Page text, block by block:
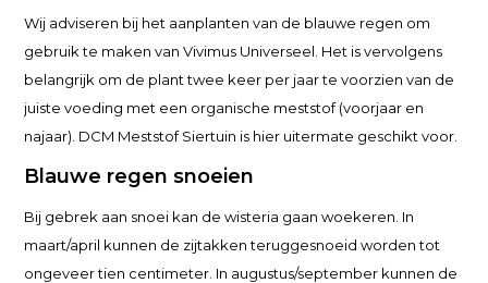
Wij adviseren bij het aanplanten van de blauwe regen om
gebruik te maken van Vivimus Universeel. Het is vervolgens
belangrijk om de plant twee keer per jaar te voorzien van de
juiste voeding met een organische meststof (voorjaar en
najaar). DCM Meststof Siertuin is hier uitermate geschikt voor.
Blauwe regen snoeien
Bij gebrek aan snoei kan de wisteria gaan woekeren. In
maart/april kunnen de zijtakken teruggesnoeid worden tot
ongeveer tien centimeter. In augustus/september kunnen de